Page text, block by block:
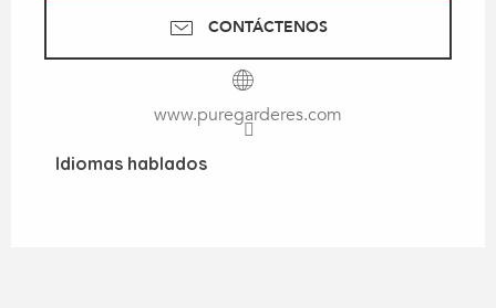
CONTÁCTENOS
www.puregarderes.com
Idiomas hablados
Idiomas hablados